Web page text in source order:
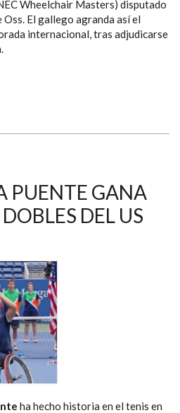
Wheelchair Masters) disputado
Oss. El gallego agranda así el
internacional, tras adjudicarse
PUENTE GANA
DEL US
ha hecho historia en el tenis en